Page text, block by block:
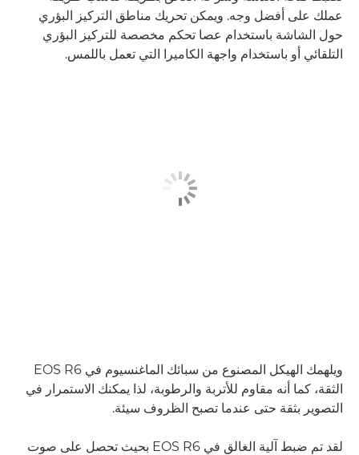
عملك على أفضل وجه. ويمكن تحريك مناطق التركيز البؤري
حول الشاشة باستخدام عصا تحكم مخصصة للتركيز البؤري
التلقائي أو باستخدام واجهة الكاميرا التي تعمل باللمس.
ويلهمك الهيكل المصنوع من سبائك الماغنسيوم في EOS R6
الثقة، كما أنه مقاوم للأتربة والرطوبة، لذا يمكنك الاستمرار في
التصوير بثقة حتى عندما تصبح الظروف سيئة.
لقد تم ضبط آلية الغالق في EOS R6 بحيث تحصل على صوت